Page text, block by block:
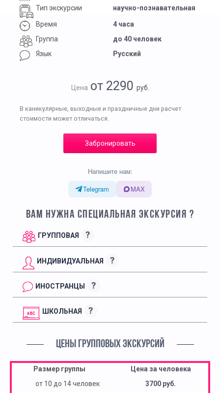
Тип экскурсии
научно-познавательная
Время
4 часа
Группа
до 40 человек
Язык
Русский
Цена от 2290 руб.
В каникулярные, выходные и праздничные дни расчет
стоимости может отличаться.
Забронировать
Напишите нам:
Telegram
MAX
ВАМ НУЖНА СПЕЦИАЛЬНАЯ ЭКСКУРСИЯ ?
ГРУППОВАЯ ?
ИНДИВИДУАЛЬНАЯ ?
ИНОСТРАНЦЫ ?
ШКОЛЬНАЯ ?
ЦЕНЫ ГРУППОВЫХ ЭКСКУРСИЙ
Размер группы
Цена за человека
от 10 до 14 человек
3700 руб.